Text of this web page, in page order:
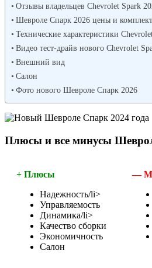
Отзывы владельцев Chevrolet Spark
Шевроле Спарк 2026 цены и
Технические характеристики
Видео тест-драйв нового Chevrolet
Внешний вид
Салон
Фото нового Шевроле Спарк 2026
Плюсы и все минусы
+ Плюсы
Надежность/li>
Управляемость
Динамика/li>
Качество сборки
Экономичность
Салон
—